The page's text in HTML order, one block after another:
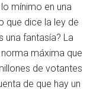
mínimo en una
que dice la ley de
una fantasía? La
máxima que
de votantes
de que hay un